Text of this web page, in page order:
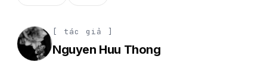
[ tác giả ]
Nguyen Huu Thong